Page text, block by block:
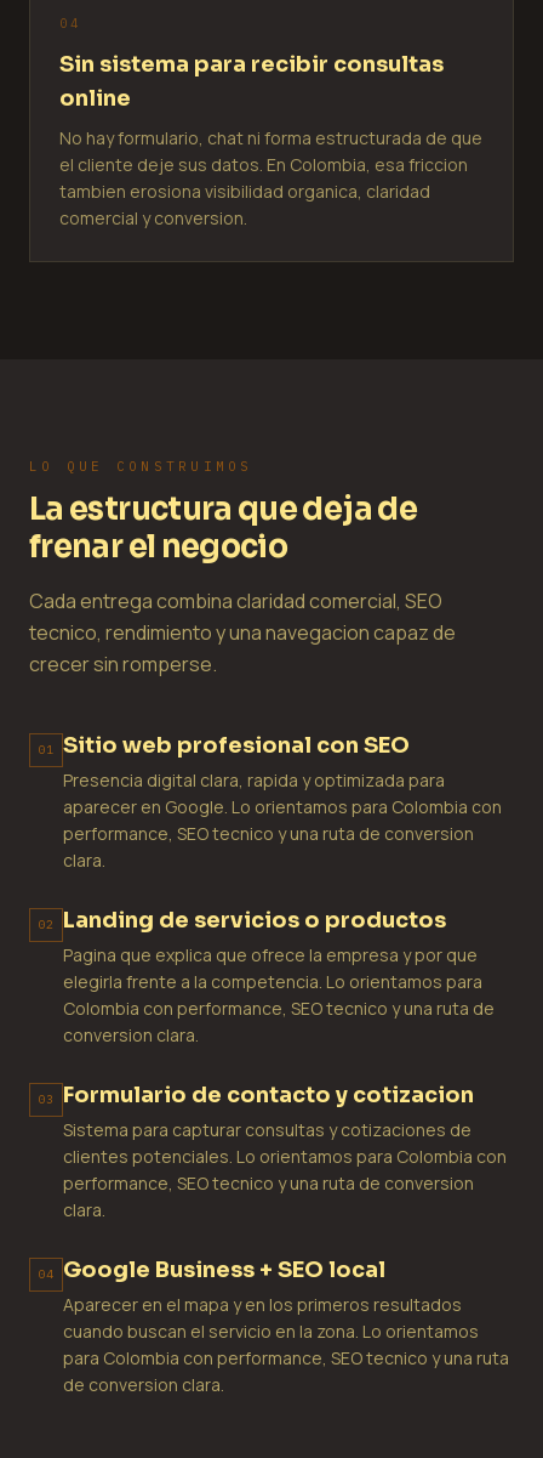
0 4
Sin sistema para recibir consultas
online
No hay formulario, chat ni forma estructurada de que
el cliente deje sus datos. En Colombia, esa friccion
tambien erosiona visibilidad organica, claridad
comercial y conversion.
LO QUE CONSTRUIMOS
La estructura que deja de
frenar el negocio
Cada entrega combina claridad comercial, SEO
tecnico, rendimiento y una navegacion capaz de
crecer sin romperse.
01 Sitio web profesional con SEO
Presencia digital clara, rapida y optimizada para
aparecer en Google. Lo orientamos para Colombia con
performance, SEO tecnico y una ruta de conversion
clara.
02 Landing de servicios o productos
Pagina que explica que ofrece la empresa y por que
elegirla frente a la competencia. Lo orientamos para
Colombia con performance, SEO tecnico y una ruta de
conversion clara.
03 Formulario de contacto y cotizacion
Sistema para capturar consultas y cotizaciones de
clientes potenciales. Lo orientamos para Colombia con
performance, SEO tecnico y una ruta de conversion
clara.
04 Google Business + SEO local
Aparecer en el mapa y en los primeros resultados
cuando buscan el servicio en la zona. Lo orientamos
para Colombia con performance, SEO tecnico y una ruta
de conversion clara.